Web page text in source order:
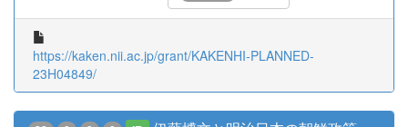
https://kaken.nii.ac.jp/grant/KAKENHI-PLANNED-
23H04849/